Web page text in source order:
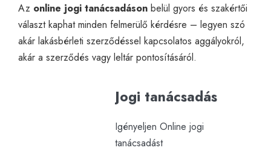
Az online jogi tanácsadáson belül gyors és szakértői
választ kaphat minden felmerülő kérdésre – legyen szó
akár lakásbérleti szerződéssel kapcsolatos aggályokról,
akár a szerződés vagy leltár pontosításáról.
Jogi tanácsadás
Igényeljen Online jogi
tanácsadást